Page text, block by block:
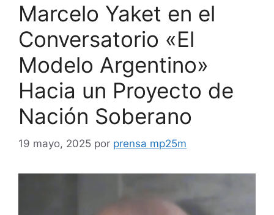
Marcelo Yaket en el
Conversatorio «El
Modelo Argentino»
Hacia un Proyecto de
Nación Soberano
19 mayo, 2025 por prensa mp25m